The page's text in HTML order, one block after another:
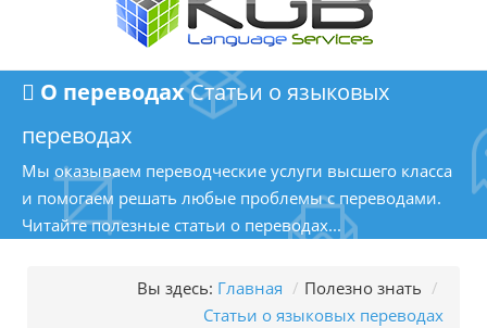
О переводахСтатьи о языковых
переводах
Мы оказываем переводческие услуги высшего класса
и помогаем решать любые проблемы с переводами.
Читайте полезные статьи о переводах...
Вы здесь: Главная / Полезно знать /
Статьи о языковых переводах